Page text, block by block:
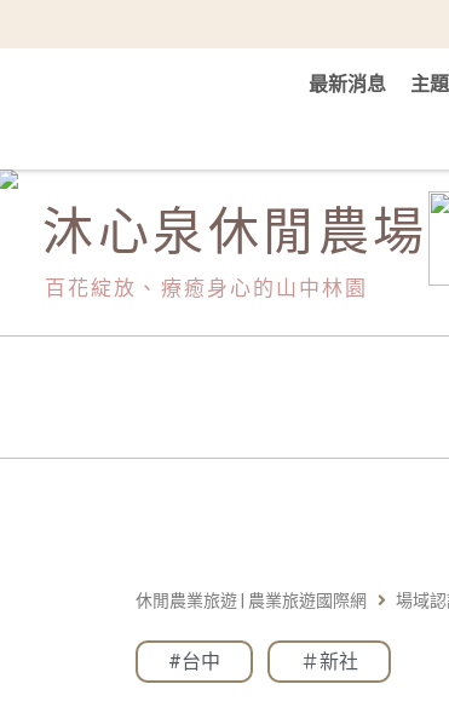
最新消息 主
沐心泉休閒農場
百花綻放、療癒身心的山中林園
休閒農業旅遊 | 農業旅遊國際網 場域
#台中 ＃新社